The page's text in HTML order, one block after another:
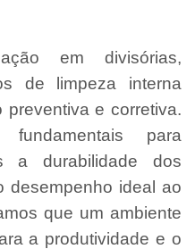
em divisórias,
de limpeza interna
e corretiva.
para
a durabilidade dos
desempenho ideal ao
que um ambiente
a produtividade e o